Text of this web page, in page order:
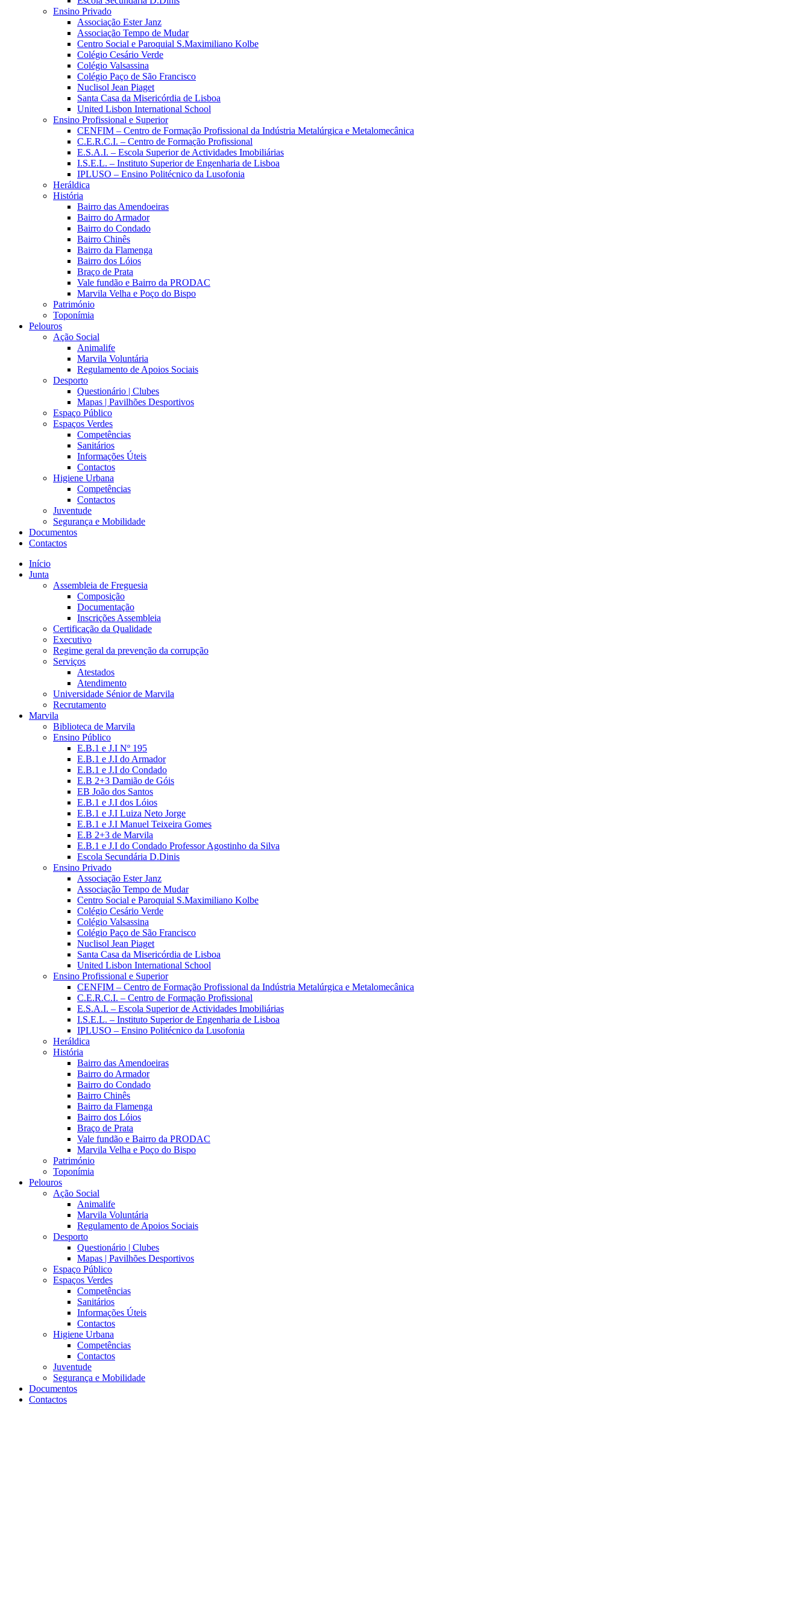
Ensino Privado
Associação Ester Janz
Associação Tempo de Mudar
Centro Social e Paroquial S.Maximiliano Kolbe
Colégio Cesário Verde
Colégio Valsassina
Colégio Paço de São Francisco
Nuclisol Jean Piaget
Santa Casa da Misericórdia de Lisboa
United Lisbon International School
Ensino Profissional e Superior
CENFIM – Centro de Formação Profissional da Indústria Metalúrgica e Metalomecânica
C.E.R.C.I. – Centro de Formação Profissional
E.S.A.I. – Escola Superior de Actividades Imobiliárias
I.S.E.L. – Instituto Superior de Engenharia de Lisboa
IPLUSO – Ensino Politécnico da Lusofonia
Heráldica
História
Bairro das Amendoeiras
Bairro do Armador
Bairro do Condado
Bairro Chinês
Bairro da Flamenga
Bairro dos Lóios
Braço de Prata
Vale fundão e Bairro da PRODAC
Marvila Velha e Poço do Bispo
Património
Toponímia
Pelouros
Ação Social
Animalife
Marvila Voluntária
Regulamento de Apoios Sociais
Desporto
Questionário | Clubes
Mapas | Pavilhões Desportivos
Espaço Público
Espaços Verdes
Competências
Sanitários
Informações Úteis
Contactos
Higiene Urbana
Competências
Contactos
Juventude
Segurança e Mobilidade
Documentos
Contactos
Início
Junta
Assembleia de Freguesia
Composição
Documentação
Inscrições Assembleia
Certificação da Qualidade
Executivo
Regime geral da prevenção da corrupção
Serviços
Atestados
Atendimento
Universidade Sénior de Marvila
Recrutamento
Marvila
Biblioteca de Marvila
Ensino Público
E.B.1 e J.I Nº 195
E.B.1 e J.I do Armador
E.B.1 e J.I do Condado
E.B 2+3 Damião de Góis
EB João dos Santos
E.B.1 e J.I dos Lóios
E.B.1 e J.I Luiza Neto Jorge
E.B.1 e J.I Manuel Teixeira Gomes
E.B 2+3 de Marvila
E.B.1 e J.I do Condado Professor Agostinho da Silva
Escola Secundária D.Dinis
Ensino Privado
Associação Ester Janz
Associação Tempo de Mudar
Centro Social e Paroquial S.Maximiliano Kolbe
Colégio Cesário Verde
Colégio Valsassina
Colégio Paço de São Francisco
Nuclisol Jean Piaget
Santa Casa da Misericórdia de Lisboa
United Lisbon International School
Ensino Profissional e Superior
CENFIM – Centro de Formação Profissional da Indústria Metalúrgica e Metalomecânica
C.E.R.C.I. – Centro de Formação Profissional
E.S.A.I. – Escola Superior de Actividades Imobiliárias
I.S.E.L. – Instituto Superior de Engenharia de Lisboa
IPLUSO – Ensino Politécnico da Lusofonia
Heráldica
História
Bairro das Amendoeiras
Bairro do Armador
Bairro do Condado
Bairro Chinês
Bairro da Flamenga
Bairro dos Lóios
Braço de Prata
Vale fundão e Bairro da PRODAC
Marvila Velha e Poço do Bispo
Património
Toponímia
Pelouros
Ação Social
Animalife
Marvila Voluntária
Regulamento de Apoios Sociais
Desporto
Questionário | Clubes
Mapas | Pavilhões Desportivos
Espaço Público
Espaços Verdes
Competências
Sanitários
Informações Úteis
Contactos
Higiene Urbana
Competências
Contactos
Juventude
Segurança e Mobilidade
Documentos
Contactos